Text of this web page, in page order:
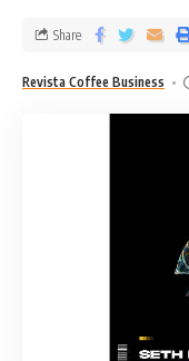
Revista Coffee Business
Share